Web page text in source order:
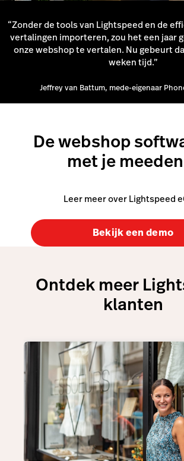
“Zonder de tools van Lightspeed en de
vertalingen importeren, zou het een jaar
onze webshop te vertalen. Nu gebeurt
weken tijd.”
Jeffrey van Battum, mede-eigenaar
De webshop
met je
Leer meer over Lightspeed
Bekijk een demo
Ontdek meer
klanten